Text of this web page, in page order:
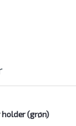
holder (grøn)